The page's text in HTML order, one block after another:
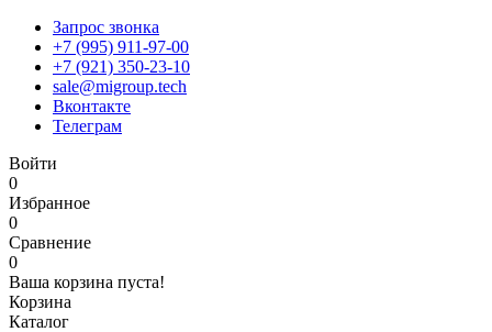
Запрос звонка
+7 (995) 911-97-00
+7 (921) 350-23-10
sale@migroup.tech
Вконтакте
Телеграм
Войти
0
Избранное
0
Сравнение
0
Ваша корзина пуста!
Корзина
Каталог